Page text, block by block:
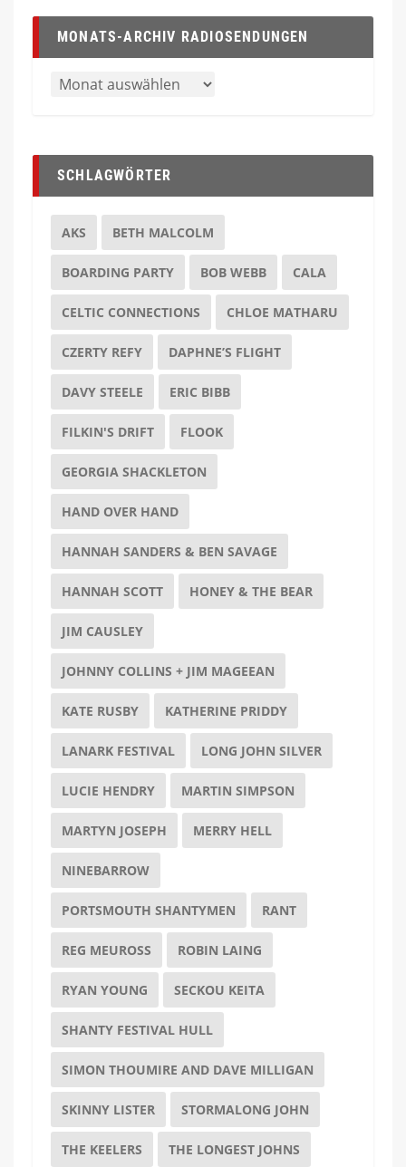
MONATS-ARCHIV RADIOSENDUNGEN
SCHLAGWÖRTER
AKS BETH MALCOLM
BOARDING PARTY BOB WEBB CALA
CELTIC CONNECTIONS CHLOE MATHARU
CZERTY REFY DAPHNE’S FLIGHT
DAVY STEELE ERIC BIBB
FILKIN'S DRIFT FLOOK
GEORGIA SHACKLETON
HAND OVER HAND
HANNAH SANDERS & BEN SAVAGE
HANNAH SCOTT HONEY & THE BEAR
JIM CAUSLEY
JOHNNY COLLINS + JIM MAGEEAN
KATE RUSBY KATHERINE PRIDDY
LANARK FESTIVAL LONG JOHN SILVER
LUCIE HENDRY MARTIN SIMPSON
MARTYN JOSEPH MERRY HELL
NINEBARROW
PORTSMOUTH SHANTYMEN RANT
REG MEUROSS ROBIN LAING
RYAN YOUNG SECKOU KEITA
SHANTY FESTIVAL HULL
SIMON THOUMIRE AND DAVE MILLIGAN
SKINNY LISTER STORMALONG JOHN
THE KEELERS THE LONGEST JOHNS